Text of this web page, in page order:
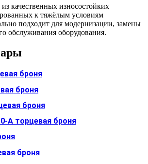
из качественных износостойких
к тяжёлым условиям
подходит для модернизации, замены
обслуживания оборудования.
броня
броня
броня
A торцевая броня
броня